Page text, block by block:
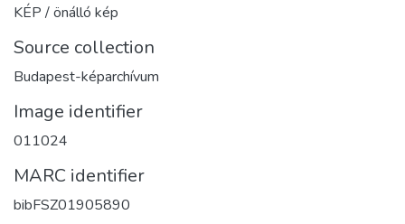
KÉP / önálló kép
Source collection
Budapest-képarchívum
Image identifier
011024
MARC identifier
bibFSZ01905890